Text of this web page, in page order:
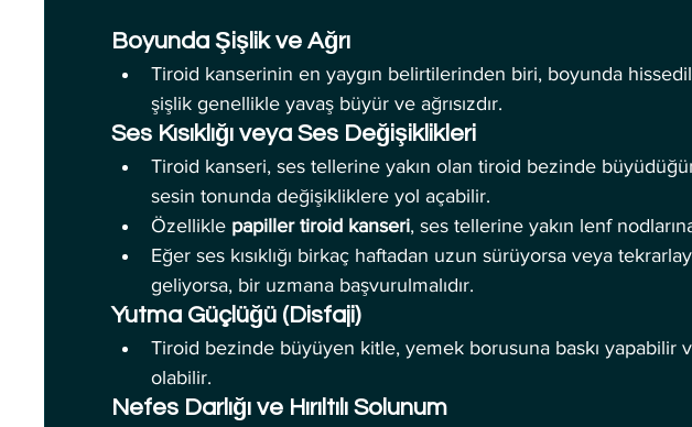
Boyunda Şişlik ve Ağrı
Tiroid kanserinin en yaygın belirtilerinden biri, boyunda
şişlik genellikle yavaş büyür ve ağrısızdır.
Ses Kısıklığı veya Ses Değişiklikleri
Tiroid kanseri, ses tellerine yakın olan tiroid bezinde
sesin tonunda değişikliklere yol açabilir.
Özellikle papiller tiroid kanseri, ses tellerine yakın lenf
Eğer ses kısıklığı birkaç haftadan uzun sürüyorsa veya
geliyorsa, bir uzmana başvurulmalıdır.
Yutma Güçlüğü (Disfaji)
Tiroid bezinde büyüyen kitle, yemek borusuna baskı yapabilir
olabilir.
Nefes Darlığı ve Hırıltılı Solunum